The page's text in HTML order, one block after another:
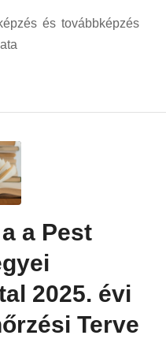
és továbbképzés
a Pest
2025. évi
Terve